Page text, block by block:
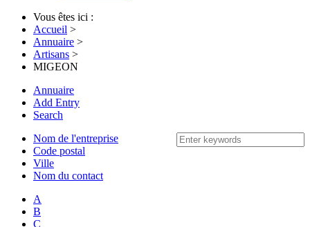
Vous êtes ici :
Accueil >
Annuaire >
Artisans >
MIGEON
Annuaire
Add Entry
Search
Nom de l'entreprise
Code postal
Ville
Nom du contact
A
B
C